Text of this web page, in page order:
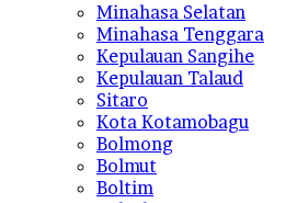
Minahasa Selatan
Minahasa Tenggara
Kepulauan Sangihe
Kepulauan Talaud
Sitaro
Kota Kotamobagu
Bolmong
Bolmut
Boltim